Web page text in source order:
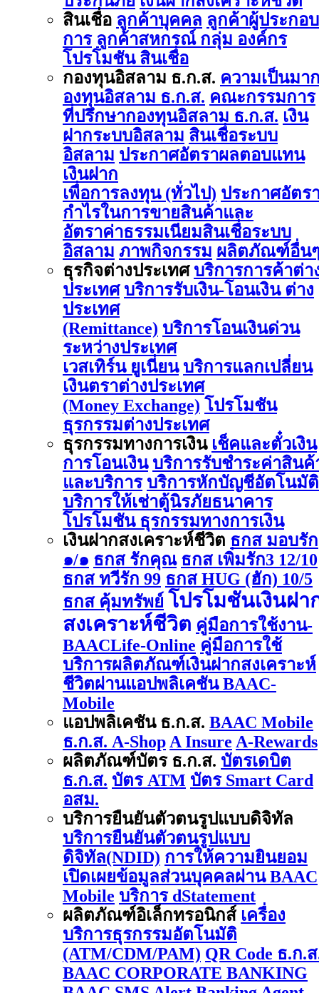
สินเชื่อ ลูกค้าบุคคล ลูกค้าผู้ประกอบ
การ ลูกค้าสหกรณ์ กลุ่ม องค์กร
โปรโมชัน สินเชื่อ
กองทุนอิสลาม ธ.ก.ส. ความเป็นมา
องทุนอิสลาม ธ.ก.ส. คณะกรรมการ
ที่ปรึกษากองทุนอิสลาม ธ.ก.ส. เงิน
ฝากระบบอิสลาม สินเชื่อระบบ
อิสลาม ประกาศอัตราผลตอบแทน
เงินฝาก
เพื่อการลงทุน (ทั่วไป) ประกาศอัตร
กำไรในการขายสินค้าและ
อัตราค่าธรรมเนียมสินเชื่อระบบ
อิสลาม ภาพกิจกรรม ผลิตภัณฑ์อื่น
ธุรกิจต่างประเทศ บริการการค้าต่า
ประเทศ บริการรับเงิน-โอนเงิน ต่าง
ประเทศ
(Remittance) บริการโอนเงินด่วน
ระหว่างประเทศ
เวสเทิร์น ยูเนี่ยน บริการแลกเปลี่ยน
เงินตราต่างประเทศ
(Money Exchange) โปรโมชัน
ธุรกรรมต่างประเทศ
ธุรกรรมทางการเงิน เช็คและตั๋วเงิน
การโอนเงิน บริการรับชำระค่าสินค้
และบริการ บริการหักบัญชีอัตโนมัติ
บริการให้เช่าตู้นิรภัยธนาคาร
โปรโมชัน ธุรกรรมทางการเงิน
เงินฝากสงเคราะห์ชีวิต ธกส มอบรัก
๑/๑ ธกส รักคุณ ธกส เพิ่มรัก3 12/10
ธกส ทวีรัก 99 ธกส HUG (ฮัก) 10/5
ธกส คุ้มทรัพย์ โปรโมชันเงินฝา
สงเคราะห์ชีวิต คู่มือการใช้งาน-
BAACLife-Online คู่มือการใช้
บริการผลิตภัณฑ์เงินฝากสงเคราะห์
ชีวิตผ่านแอปพลิเคชัน BAAC-
Mobile
แอปพลิเคชัน ธ.ก.ส. BAAC Mobile
ธ.ก.ส. A-Shop A Insure A-Rewards
ผลิตภัณฑ์บัตร ธ.ก.ส. บัตรเดบิต
ธ.ก.ส. บัตร ATM บัตร Smart Card
อสม.
บริการยืนยันตัวตนรูปแบบดิจิทัล
บริการยืนยันตัวตนรูปแบบ
ดิจิทัล(NDID) การให้ความยินยอม
เปิดเผยข้อมูลส่วนบุคคลผ่าน BAAC
Mobile บริการ dStatement
ผลิตภัณฑ์อิเล็กทรอนิกส์ เครื่อง
บริการธุรกรรมอัตโนมัติ
(ATM/CDM/PAM) QR Code ธ.ก.
BAAC CORPORATE BANKING